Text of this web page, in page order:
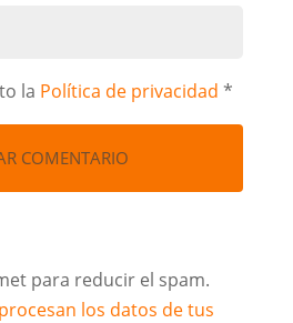
la Política de privacidad *
para reducir el spam.
los datos de tus